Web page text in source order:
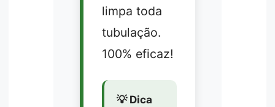
limpa toda
tubulação.
100% eficaz!
💡 Dica